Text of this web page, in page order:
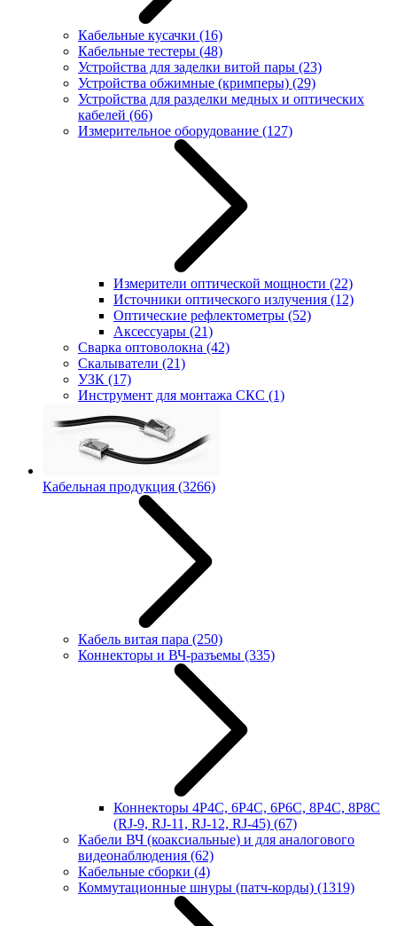
Кабельные кусачки (16)
Кабельные тестеры (48)
Устройства для заделки витой пары (23)
Устройства обжимные (кримперы) (29)
Устройства для разделки медных и оптических
кабелей (66)
Измерительное оборудование (127)
Измерители оптической мощности (22)
Источники оптического излучения (12)
Оптические рефлектометры (52)
Аксессуары (21)
Сварка оптоволокна (42)
Скалыватели (21)
УЗК (17)
Инструмент для монтажа СКС (1)
Кабельная продукция (3266)
Кабель витая пара (250)
Коннекторы и ВЧ-разъемы (335)
Коннекторы 4P4C, 6P4C, 6P6C, 8P4C, 8P8C
(RJ-9, RJ-11, RJ-12, RJ-45) (67)
Кабели ВЧ (коаксиальные) и для аналогового
видеонаблюдения (62)
Кабельные сборки (4)
Коммутационные шнуры (патч-корды) (1319)